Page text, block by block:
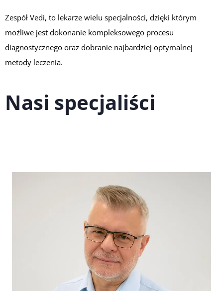
Zespół Vedi, to lekarze wielu specjalności, dzięki którym
możliwe jest dokonanie kompleksowego procesu
diagnostycznego oraz dobranie najbardziej optymalnej
metody leczenia.
Nasi specjaliści​​